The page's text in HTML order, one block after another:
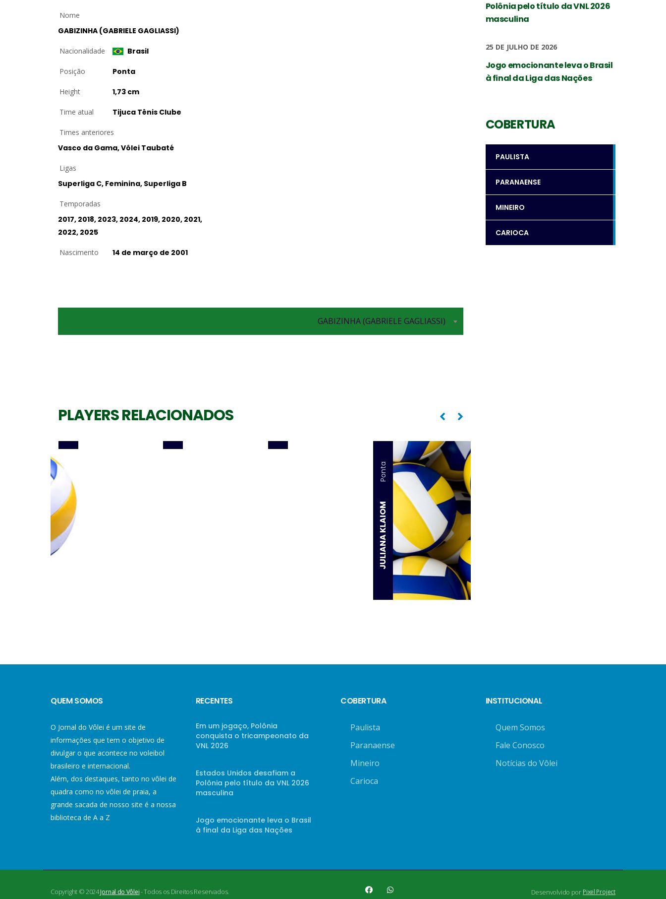
Nome
GABIZINHA (GABRIELE GAGLIASSI)
Nacionalidade Brasil
Posição Ponta
Height 1,73 cm
Time atual Tijuca Tênis Clube
Times anteriores
Vasco da Gama, Vôlei Taubaté
Ligas
Superliga C, Feminina, Superliga B
Temporadas
2017, 2018, 2023, 2024, 2019, 2020, 2021,
2022, 2025
Nascimento 14 de março de 2001
GABIZINHA (GABRIELE GAGLIASSI)
PLAYERS RELACIONADOS
Ponta
JULIANA KLAIOM
Ponta
Polônia pelo título da VNL 2026
masculina
25 DE JULHO DE 2026
Jogo emocionante leva o Brasil
à final da Liga das Nações
COBERTURA
PAULISTA
PARANAENSE
MINEIRO
CARIOCA
QUEM SOMOS
O Jornal do Vôlei é um site de
informações que tem o objetivo de
divulgar o que acontece no voleibol
brasileiro e internacional.
Além, dos destaques, tanto no vôlei de
quadra como no vôlei de praia, a
grande sacada de nosso site é a nossa
biblioteca de A a Z
RECENTES
Em um jogaço, Polônia
conquista o tricampeonato da
VNL 2026
Estados Unidos desafiam a
Polônia pelo título da VNL 2026
masculina
Jogo emocionante leva o Brasil
à final da Liga das Nações
COBERTURA
Paulista
Paranaense
Mineiro
Carioca
INSTITUCIONAL
Quem Somos
Fale Conosco
Notícias do Vôlei
Copyright © 2024Jornal do Vôlei- Todos os Direitos Reservados. Desenvolvido por Pixel Project